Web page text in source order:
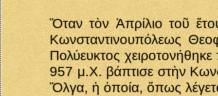
Ὅταν τὸν Ἀπρίλιο τοῦ
Κωνσταντινουπόλεως
Πολύευκτος
957 μ.Χ. βάπτισε στὴν
Ὄλγα, ἡ ὁποία, ὅπως